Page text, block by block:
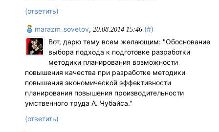
(ответить)
marazm_sovetov,20.08.2014 15:46 (#)
Вот, дарю тему всем желающим: "Обоснование
выбора подхода к подготовке разработки
методики планирования возможности
повышения качества при разработке методики
повышения экономической эффективности
планирования повышения производительности
умственного труда А. Чубайса."
(ответить)